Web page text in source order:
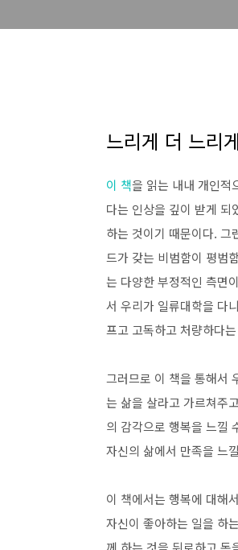
느리게 더 느리게
이 책을 읽는 내내 개인적
다는 인상을 깊이 받게 되
하는 것이기 때문이다. 그
드가 갖는 비범함이 평범
는 다양한 부정적인 측면
서 우리가 일류대학을 다
프고 고독하고 처량하다
그러므로 이 책을 통해서
는 삶을 살라고 가르쳐주
의 감각으로 행복을 느낄
자신의 삶에서 만족을 느
이 책에서는 행복에 대해
자신이 좋아하는 일을 하